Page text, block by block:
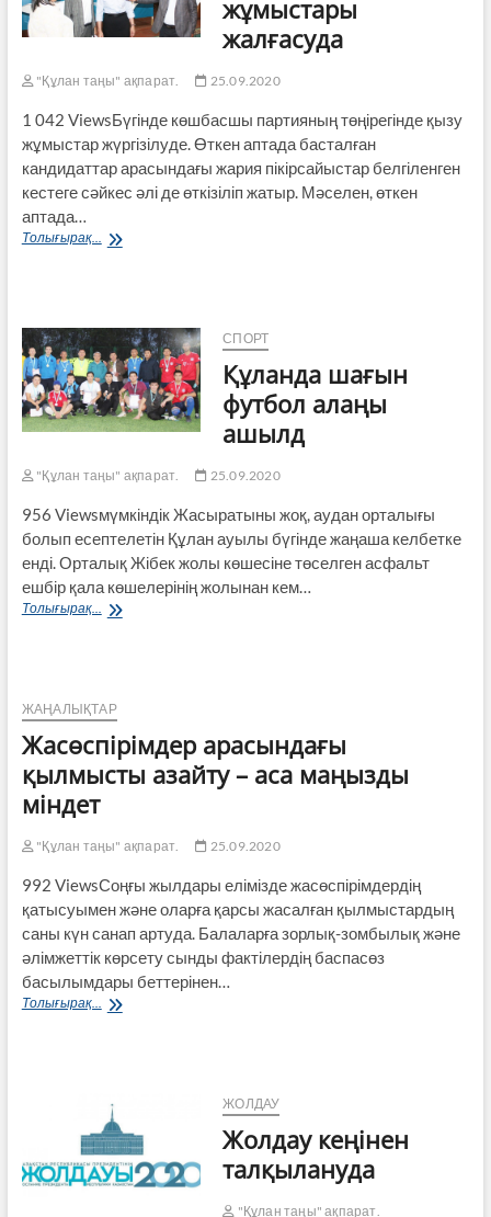
жұмыстары
жалғасуда
"Құлан таңы" ақпарат. 25.09.2020
1 042 ViewsБүгінде көшбасшы партияның төңірегінде қызу
жұмыстар жүргізілуде. Өткен аптада басталған
кандидаттар арасындағы жария пікірсайыстар белгіленген
кестеге сәйкес әлі де өткізіліп жатыр. Мәселен, өткен
аптада…
Толығырақ...
Үгіт
СПОРТ
Құланда шағын
футбол алаңы
ашылд
"Құлан таңы" ақпарат. 25.09.2020
956 Viewsмүмкіндік Жасыратыны жоқ, аудан орталығы
болып есептелетін Құлан ауылы бүгінде жаңаша келбетке
енді. Орталық Жібек жолы көшесіне төселген асфальт
ешбір қала көшелерінің жолынан кем…
Толығырақ...
Құланда
ЖАҢАЛЫҚТАР
Жасөспірімдер арасындағы
қылмысты азайту – аса маңызды
міндет
"Құлан таңы" ақпарат. 25.09.2020
992 ViewsСоңғы жылдары елімізде жасөспірімдердің
қатысуымен және оларға қарсы жасалған қылмыстардың
саны күн санап артуда. Балаларға зорлық-зомбылық және
әлімжеттік көрсету сынды фактілердің баспасөз
басылымдары беттерінен…
Толығырақ...
Жасөспірімдер
аса
маңызды
міндет
ЖОЛДАУ
Жолдау кеңінен
талқылануда
"Құлан таңы" ақпарат.